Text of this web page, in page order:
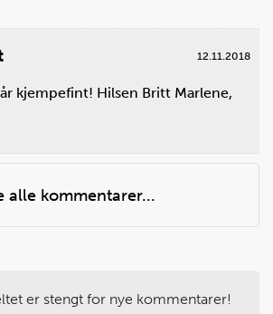
ta risten med ciabattaene ut av
å skru av ovnen!
12.11.2018
kjempefint! Hilsen Britt Marlene,
alle kommentarer...
er stengt for nye kommentarer!